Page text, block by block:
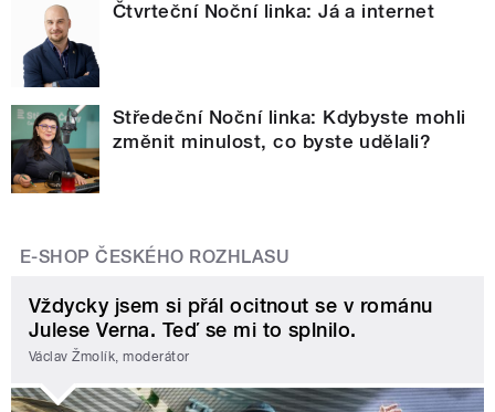
Čtvrteční Noční linka: Já a internet
Středeční Noční linka: Kdybyste mohli
změnit minulost, co byste udělali?
E-SHOP ČESKÉHO ROZHLASU
Vždycky jsem si přál ocitnout se v románu
Julese Verna. Teď se mi to splnilo.
Václav Žmolík, moderátor